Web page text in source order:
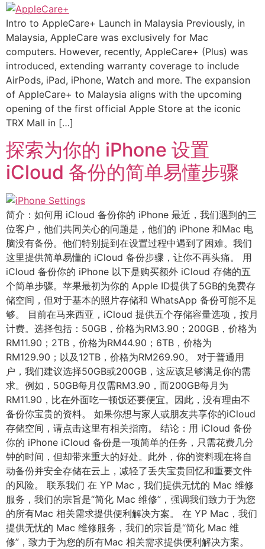
Intro to AppleCare+ Launch in Malaysia Previously, in
Malaysia, AppleCare was exclusively for Mac
computers. However, recently, AppleCare+ (Plus) was
introduced, extending warranty coverage to include
AirPods, iPad, iPhone, Watch and more. The expansion
of AppleCare+ to Malaysia aligns with the upcoming
opening of the first official Apple Store at the iconic
TRX Mall in […]
探索为你的 iPhone 设置
iCloud 备份的简单易懂步骤
简介：如何用 iCloud 备份你的 iPhone 最近，我们遇到的三
位客户，他们共同关心的问题是，他们的 iPhone 和Mac 电
脑没有备份。他们特别提到在设置过程中遇到了困难。我们
这里提供简单易懂的 iCloud 备份步骤，让你不再头痛。 用
iCloud 备份你的 iPhone 以下是购买额外 iCloud 存储的五
个简单步骤。苹果最初为你的 Apple ID提供了5GB的免费存
储空间，但对于基本的照片存储和 WhatsApp 备份可能不足
够。 目前在马来西亚，iCloud 提供五个存储容量选项，按月
计费。选择包括：50GB，价格为RM3.90；200GB，价格为
RM11.90；2TB，价格为RM44.90；6TB，价格为
RM129.90；以及12TB，价格为RM269.90。 对于普通用
户，我们建议选择50GB或200GB，这应该足够满足你的需
求。例如，50GB每月仅需RM3.90，而200GB每月为
RM11.90，比在外面吃一顿饭还要便宜。因此，没有理由不
备份你宝贵的资料。 如果你想与家人或朋友共享你的iCloud
存储空间，请点击这里有相关指南。 结论：用 iCloud 备份
你的 iPhone iCloud 备份是一项简单的任务，只需花费几分
钟的时间，但却带来重大的好处。此外，你的资料现在将自
动备份并安全存储在云上，减轻了丢失宝贵回忆和重要文件
的风险。 联系我们 在 YP Mac，我们提供无忧的 Mac 维修
服务，我们的宗旨是“简化 Mac 维修”，强调我们致力于为您
的所有Mac 相关需求提供便利解决方案。 在 YP Mac，我们
提供无忧的 Mac 维修服务，我们的宗旨是“简化 Mac 维
修”，致力于为您的所有Mac 相关需求提供便利解决方案。